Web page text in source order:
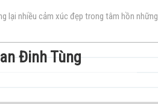
lại nhiều cảm xúc đẹp trong tâm hồn những
Đinh Tùng